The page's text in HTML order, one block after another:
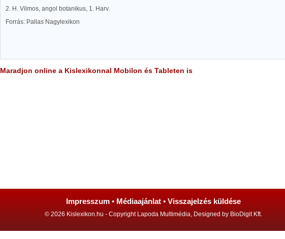
2. H. Vilmos, angol botanikus, 1. Harv.
Forrás: Pallas Nagylexikon
Maradjon online a Kislexikonnal Mobilon és Tableten is
Impresszum • Médiaajánlat • Visszajelzés küldése
© 2026 Kislexikon.hu - Copyright Lapoda Multimédia, Designed by BioDigit Kft.